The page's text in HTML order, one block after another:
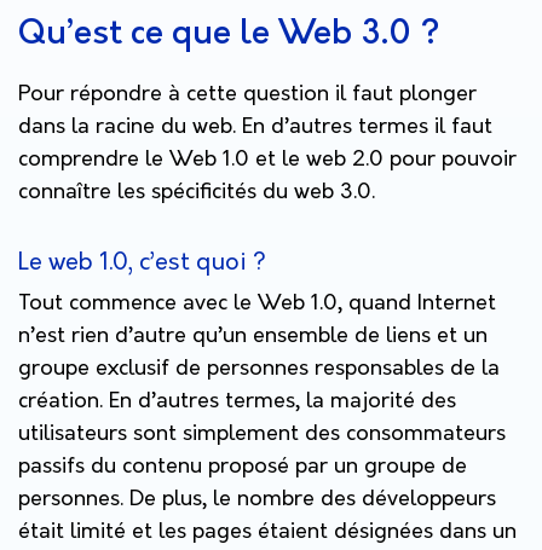
Qu’est ce que le Web 3.0 ?
Pour répondre à cette question il faut plonger
dans la racine du web. En d’autres termes il faut
comprendre le Web 1.0 et le web 2.0 pour pouvoir
connaître les spécificités du web 3.0.
Le web 1.0, c’est quoi ?
Tout commence avec le Web 1.0, quand Internet
n’est rien d’autre qu’un ensemble de liens et un
groupe exclusif de personnes responsables de la
création. En d’autres termes, la majorité des
utilisateurs sont simplement des consommateurs
passifs du contenu proposé par un groupe de
personnes. De plus, le nombre des développeurs
était limité et les pages étaient désignées dans un